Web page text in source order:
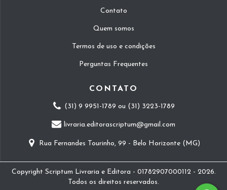
Contato
Quem somos
Termos de uso e condições
Perguntas Frequentes
CONTATO
(31) 9 9951-1789 ou (31) 3223-1789
livraria.editorascriptum@gmail.com
Rua Fernandes Tourinho, 99 - Belo Horizonte (MG)
Copyright Scriptum Livraria e Editora - 01782907000112 - 2026.
Todos os direitos reservados.